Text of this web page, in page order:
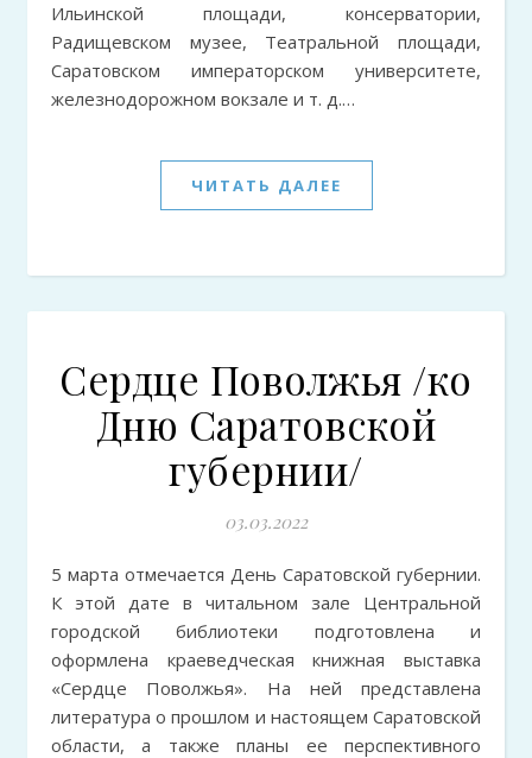
Ильинской площади, консерватории,
Радищевском музее, Театральной площади,
Саратовском императорском университете,
железнодорожном вокзале и т. д.…
ЧИТАТЬ ДАЛЕЕ
Сердце Поволжья /ко
Дню Саратовской
губернии/
03.03.2022
5 марта отмечается День Саратовской губернии.
К этой дате в читальном зале Центральной
городской библиотеки подготовлена и
оформлена краеведческая книжная выставка
«Сердце Поволжья». На ней представлена
литература о прошлом и настоящем Саратовской
области, а также планы ее перспективного